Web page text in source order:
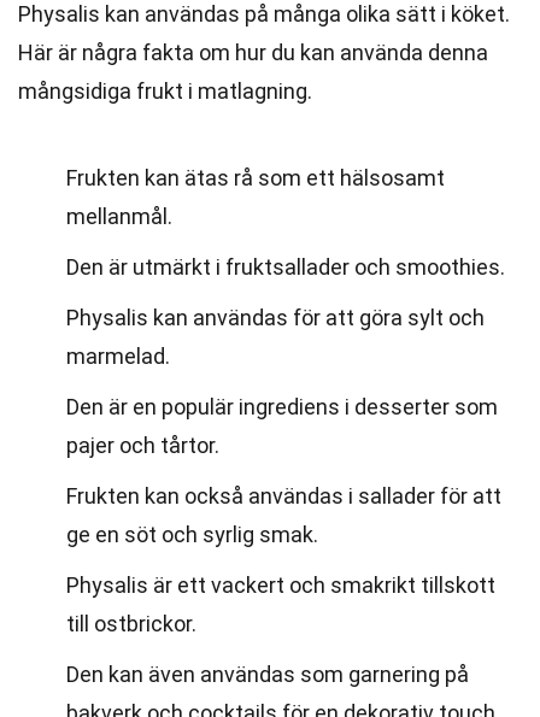
Physalis kan användas på många olika sätt i köket.
Här är några fakta om hur du kan använda denna
mångsidiga frukt i matlagning.
Frukten kan ätas rå som ett hälsosamt
mellanmål.
Den är utmärkt i fruktsallader och smoothies.
Physalis kan användas för att göra sylt och
marmelad.
Den är en populär ingrediens i desserter som
pajer och tårtor.
Frukten kan också användas i sallader för att
ge en söt och syrlig smak.
Physalis är ett vackert och smakrikt tillskott
till ostbrickor.
Den kan även användas som garnering på